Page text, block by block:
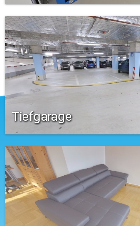
Tiefgarage